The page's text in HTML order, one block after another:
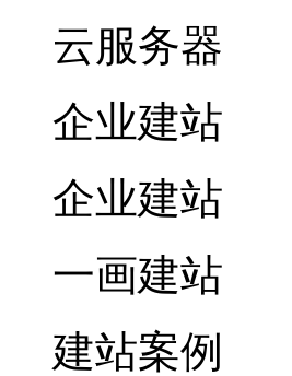
云服务器
企业建站
企业建站
一画建站
建站案例